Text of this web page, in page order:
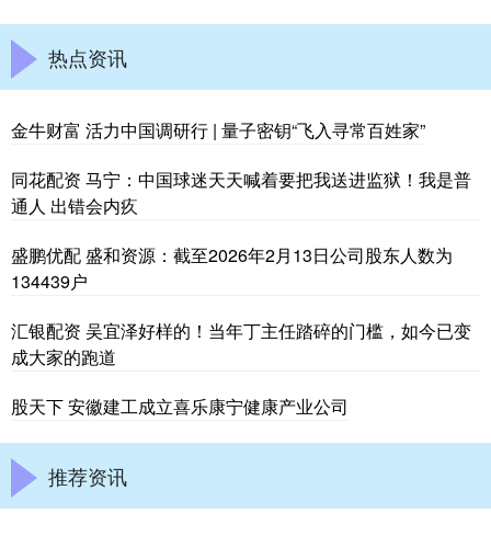
热点资讯
金牛财富 活力中国调研行 | 量子密钥“飞入寻常百姓家”
同花配资 马宁：中国球迷天天喊着要把我送进监狱！我是普
通人 出错会内疚
盛鹏优配 盛和资源：截至2026年2月13日公司股东人数为
134439户
汇银配资 吴宜泽好样的！当年丁主任踏碎的门槛，如今已变
成大家的跑道
股天下 安徽建工成立喜乐康宁健康产业公司
推荐资讯